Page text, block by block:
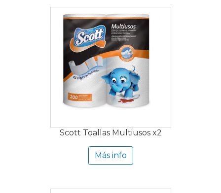
Scott Toallas Multiusos x2
Más info